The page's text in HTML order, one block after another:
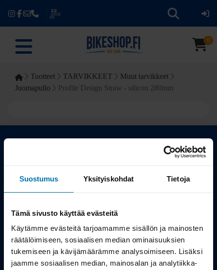
Suostumus Yksityiskohdat Tietoja
Tämä sivusto käyttää evästeitä
Käytämme evästeitä tarjoamamme sisällön ja mainosten
räätälöimiseen, sosiaalisen median ominaisuuksien
tukemiseen ja kävijämäärämme analysoimiseen. Lisäksi
jaamme sosiaalisen median, mainosalan ja analytiikka-
0
Tuotteet TARVIKKEET
Muut tarvikkeet
Juomapullo
Profile Design Straw - silicon 280mm
Kauppa
Työsuhdepyörä
Info